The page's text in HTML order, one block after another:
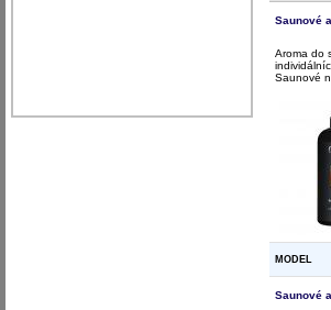
Saunové
Aroma do
Saunové
MODEL
Saunové